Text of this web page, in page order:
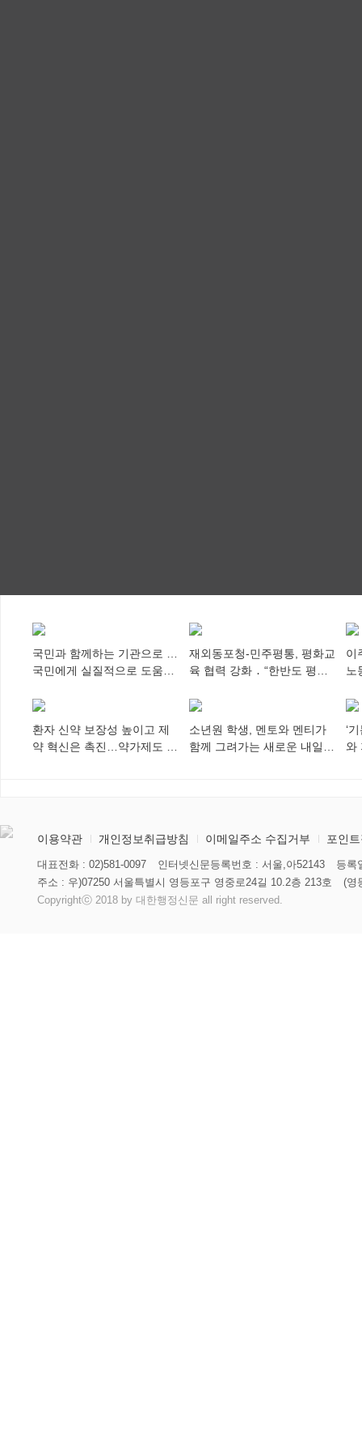
국민과 함께하는 기관으로 …
국민에게 실질적으로 도움이
재외동포청-민주평통, 평화교
육 협력 강화 ․ “한반도 평화,
다”
이
노
환자 신약 보장성 높이고 제
약 혁신은 촉진…약가제도 개
소년원 학생, 멘토와 멘티가
함께 그려가는 새로운 내일
‘
와
이용약관 개인정보취급방침 이메일주소 수집거부 포인
대표전화 : 02)581-0097 인터넷신문등록번호 : 서울,아52143
등록
주소 : 우)07250 서울특별시 영등포구 영중로24길 10.2층 213호
(영
Copyrightⓒ 2018 by 대한행정신문 all right reserved.